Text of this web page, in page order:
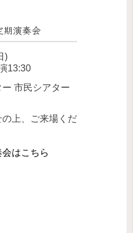
演奏会
)
13:30
市民シアター
上、ご来場くだ
はこちら